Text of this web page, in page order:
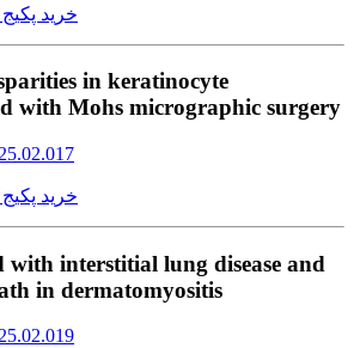
خرید
in keratinocyte
with Mohs micrographic surgery
خرید
with interstitial lung disease and
in dermatomyositis